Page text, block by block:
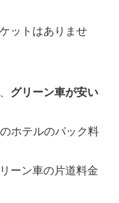
ットはありませ
グリーン車が安い
ホテルのパック料
ーン車の片道料金